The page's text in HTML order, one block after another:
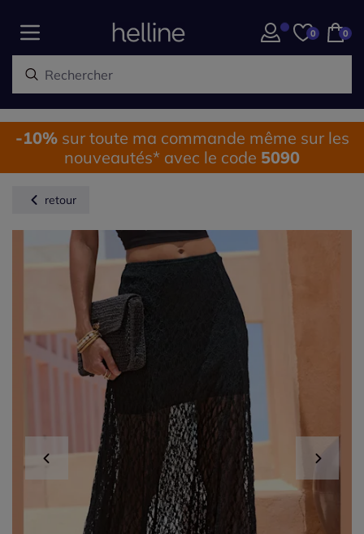
0 0
-10%sur toute ma commande même sur les
nouveautés* avec le code 5090
retour